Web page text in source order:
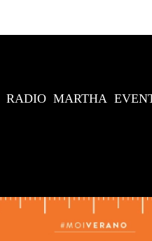
RADIO MARTHA